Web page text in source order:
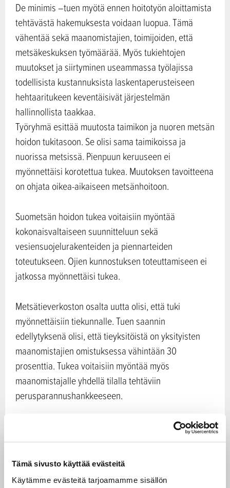
Tämä sivusto käyttää evästeitä
Käytämme evästeitä tarjoamamme sisällön
De minimis –tuen myötä ennen hoitotyön aloittamista
tehtävästä hakemuksesta voidaan luopua. Tämä
vähentää sekä maanomistajien, toimijoiden, että
metsäkeskuksen työmäärää. Myös tukiehtojen
muutokset ja siirtyminen useammassa työlajissa
todellisista kustannuksista laskentaperusteiseen
hehtaaritukeen keventäisivät järjestelmän
hallinnollista taakkaa.
Työryhmä esittää muutosta taimikon ja nuoren metsän
hoidon tukitasoon. Se olisi sama taimikoissa ja
nuorissa metsissä. Pienpuun keruuseen ei
myönnettäisi korotettua tukea. Muutoksen tavoitteena
on ohjata oikea-aikaiseen metsänhoitoon.
Suometsän hoidon tukea voitaisiin myöntää
kokonaisvaltaiseen suunnitteluun sekä
vesiensuojelurakenteiden ja piennarteiden
toteutukseen. Ojien kunnostuksen toteuttamiseen ei
jatkossa myönnettäisi tukea.
Metsätieverkoston osalta uutta olisi, että tuki
myönnettäisiin tiekunnalle. Tuen saannin
edellytyksenä olisi, että tieyksitöistä on yksityisten
maanomistajien omistuksessa vähintään 30
prosenttia. Tukea voitaisiin myöntää myös
maanomistajalle yhdellä tilalla tehtäviin
perusparannushankkeeseen.
Luonnonhoito ja ilmastonmuutos
huomioon
MinisteriJari Leppäpiti hyvänä sitä, että esitys
kannustaa metsänomistajia hoitamaan taimikot ja